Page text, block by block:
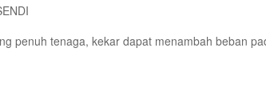
penuh tenaga, kekar dapat menambah beban